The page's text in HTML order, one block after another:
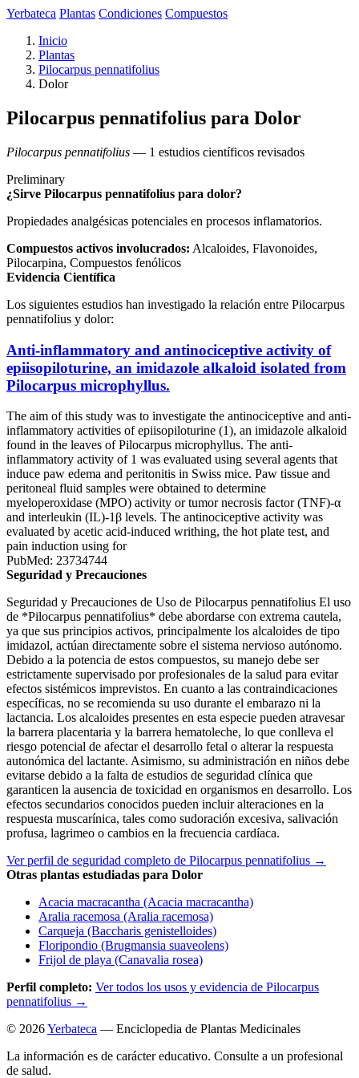
Yerbateca Plantas Condiciones Compuestos
Inicio
Plantas
Pilocarpus pennatifolius
Dolor
Pilocarpus pennatifolius para Dolor
Pilocarpus pennatifolius — 1 estudios científicos revisados
Preliminary
¿Sirve Pilocarpus pennatifolius para dolor?
Propiedades analgésicas potenciales en procesos inflamatorios.
Compuestos activos involucrados: Alcaloides, Flavonoides,
Pilocarpina, Compuestos fenólicos
Evidencia Científica
Los siguientes estudios han investigado la relación entre Pilocarpus
pennatifolius y dolor:
Anti-inflammatory and antinociceptive activity of
epiisopiloturine, an imidazole alkaloid isolated from
Pilocarpus microphyllus.
The aim of this study was to investigate the antinociceptive and anti-
inflammatory activities of epiisopiloturine (1), an imidazole alkaloid
found in the leaves of Pilocarpus microphyllus. The anti-
inflammatory activity of 1 was evaluated using several agents that
induce paw edema and peritonitis in Swiss mice. Paw tissue and
peritoneal fluid samples were obtained to determine
myeloperoxidase (MPO) activity or tumor necrosis factor (TNF)-α
and interleukin (IL)-1β levels. The antinociceptive activity was
evaluated by acetic acid-induced writhing, the hot plate test, and
pain induction using for
PubMed: 23734744
Seguridad y Precauciones
Seguridad y Precauciones de Uso de Pilocarpus pennatifolius El uso
de *Pilocarpus pennatifolius* debe abordarse con extrema cautela,
ya que sus principios activos, principalmente los alcaloides de tipo
imidazol, actúan directamente sobre el sistema nervioso autónomo.
Debido a la potencia de estos compuestos, su manejo debe ser
estrictamente supervisado por profesionales de la salud para evitar
efectos sistémicos imprevistos. En cuanto a las contraindicaciones
específicas, no se recomienda su uso durante el embarazo ni la
lactancia. Los alcaloides presentes en esta especie pueden atravesar
la barrera placentaria y la barrera hematoleche, lo que conlleva el
riesgo potencial de afectar el desarrollo fetal o alterar la respuesta
autonómica del lactante. Asimismo, su administración en niños debe
evitarse debido a la falta de estudios de seguridad clínica que
garanticen la ausencia de toxicidad en organismos en desarrollo. Los
efectos secundarios conocidos pueden incluir alteraciones en la
respuesta muscarínica, tales como sudoración excesiva, salivación
profusa, lagrimeo o cambios en la frecuencia cardíaca.
Ver perfil de seguridad completo de Pilocarpus pennatifolius →
Otras plantas estudiadas para Dolor
Acacia macracantha (Acacia macracantha)
Aralia racemosa (Aralia racemosa)
Carqueja (Baccharis genistelloides)
Floripondio (Brugmansia suaveolens)
Frijol de playa (Canavalia rosea)
Perfil completo: Ver todos los usos y evidencia de Pilocarpus
pennatifolius →
© 2026Yerbateca — Enciclopedia de Plantas Medicinales
La información es de carácter educativo. Consulte a un profesional
de salud.